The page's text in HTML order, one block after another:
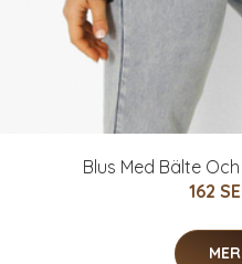
Blus Med Bälte
162